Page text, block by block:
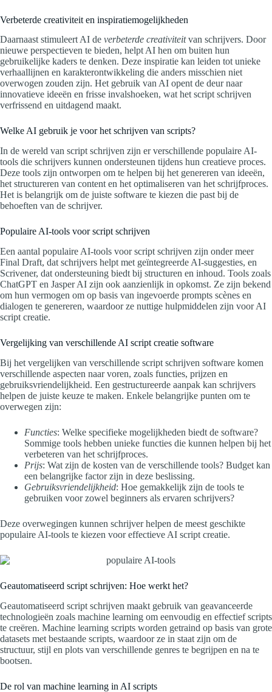
Verbeterde creativiteit en inspiratiemogelijkheden
Daarnaast stimuleert AI de verbeterde creativiteitvan schrijvers. Door
nieuwe perspectieven te bieden, helpt AI hen om buiten hun
gebruikelijke kaders te denken. Deze inspiratie kan leiden tot unieke
verhaallijnen en karakterontwikkeling die anders misschien niet
overwogen zouden zijn. Het gebruik van AI opent de deur naar
innovatieve ideeën en frisse invalshoeken, wat het script schrijven
verfrissend en uitdagend maakt.
Welke AI gebruik je voor het schrijven van scripts?
In de wereld van script schrijven zijn er verschillende populaire AI-
tools die schrijvers kunnen ondersteunen tijdens hun creatieve proces.
Deze tools zijn ontworpen om te helpen bij het genereren van ideeën,
het structureren van content en het optimaliseren van het schrijfproces.
Het is belangrijk om de juiste software te kiezen die past bij de
behoeften van de schrijver.
Populaire AI-tools voor script schrijven
Een aantal populaire AI-tools voor script schrijven zijn onder meer
Final Draft, dat schrijvers helpt met geïntegreerde AI-suggesties, en
Scrivener, dat ondersteuning biedt bij structuren en inhoud. Tools zoals
ChatGPT en Jasper AI zijn ook aanzienlijk in opkomst. Ze zijn bekend
om hun vermogen om op basis van ingevoerde prompts scènes en
dialogen te genereren, waardoor ze nuttige hulpmiddelen zijn voor AI
script creatie.
Vergelijking van verschillende AI script creatie software
Bij het vergelijken van verschillende script schrijven software komen
verschillende aspecten naar voren, zoals functies, prijzen en
gebruiksvriendelijkheid. Een gestructureerde aanpak kan schrijvers
helpen de juiste keuze te maken. Enkele belangrijke punten om te
overwegen zijn:
Functies: Welke specifieke mogelijkheden biedt de software?
Sommige tools hebben unieke functies die kunnen helpen bij het
verbeteren van het schrijfproces.
Prijs: Wat zijn de kosten van de verschillende tools? Budget kan
een belangrijke factor zijn in deze beslissing.
Gebruiksvriendelijkheid: Hoe gemakkelijk zijn de tools te
gebruiken voor zowel beginners als ervaren schrijvers?
Deze overwegingen kunnen schrijver helpen de meest geschikte
populaire AI-tools te kiezen voor effectieve AI script creatie.
Geautomatiseerd script schrijven: Hoe werkt het?
Geautomatiseerd script schrijven maakt gebruik van geavanceerde
technologieën zoals machine learning om eenvoudig en effectief scripts
te creëren. Machine learning scripts worden getraind op basis van grote
datasets met bestaande scripts, waardoor ze in staat zijn om de
structuur, stijl en plots van verschillende genres te begrijpen en na te
bootsen.
De rol van machine learning in AI scripts